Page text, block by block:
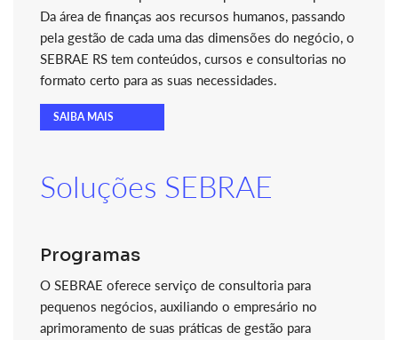
Da área de finanças aos recursos humanos, passando
pela gestão de cada uma das dimensões do negócio, o
SEBRAE RS tem conteúdos, cursos e consultorias no
formato certo para as suas necessidades.
SAIBA MAIS
Soluções SEBRAE
Programas
O SEBRAE oferece serviço de consultoria para
pequenos negócios, auxiliando o empresário no
aprimoramento de suas práticas de gestão para